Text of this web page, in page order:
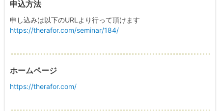
申込方法
申し込みは以下のURLより行って頂けます
https://therafor.com/seminar/184/
ホームページ
https://therafor.com/